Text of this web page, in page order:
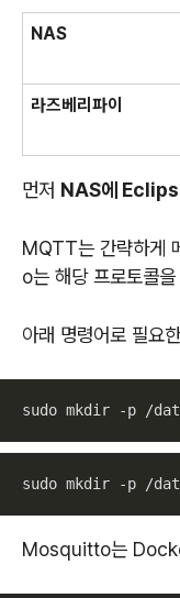
NAS
라즈베리파이
먼저 NAS에
MQTT는 간략하게
o는 해당 프로토콜
아래 명령어로 필요
sudo mkdir -p /
sudo mkdir -p /
Mosquitto는